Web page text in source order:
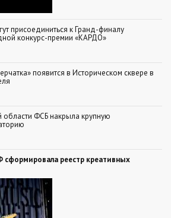
присоединиться к Гранд-финалу
конкурс-премии «КАРДО»
появится в Историческом сквере в
области ФСБ накрыла крупную
реестр креативных